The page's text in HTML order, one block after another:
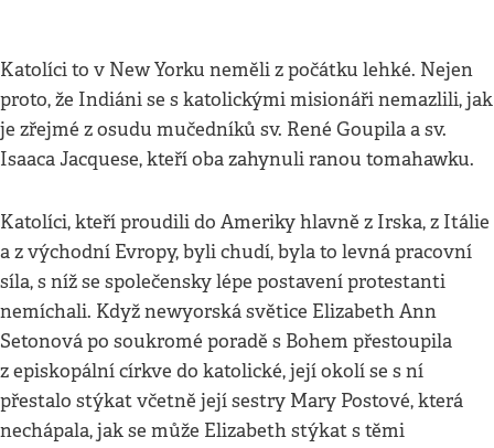
Katolíci to v New Yorku neměli z počátku lehké. Nejen
proto, že Indiáni se s katolickými misionáři nemazlili, jak
je zřejmé z osudu mučedníků sv. René Goupila a sv.
Isaaca Jacquese, kteří oba zahynuli ranou tomahawku.
Katolíci, kteří proudili do Ameriky hlavně z Irska, z Itálie
a z východní Evropy, byli chudí, byla to levná pracovní
síla, s níž se společensky lépe postavení protestanti
nemíchali. Když newyorská světice Elizabeth Ann
Setonová po soukromé poradě s Bohem přestoupila
z episkopální církve do katolické, její okolí se s ní
přestalo stýkat včetně její sestry Mary Postové, která
nechápala, jak se může Elizabeth stýkat s těmi